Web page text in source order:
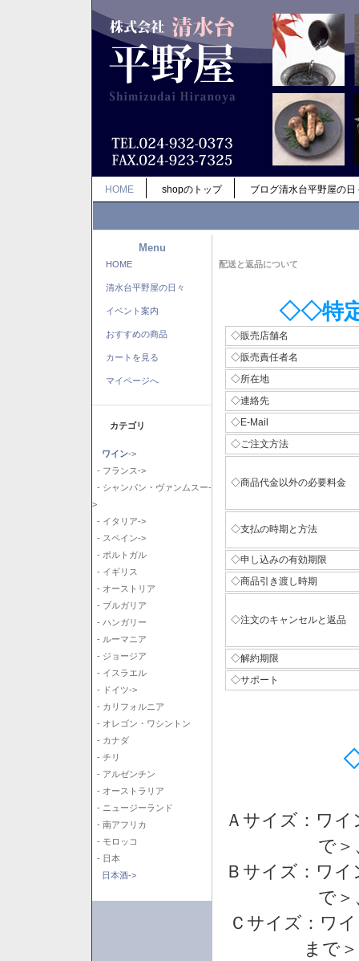
HOME shopのトップ ブログ清水台平野屋の日
Menu
HOME
清水台平野屋の日々
イベント案内
おすすめの商品
カートを見る
マイページへ
カテゴリ
ワイン->
- フランス->
- シャンパン・ヴァンムスー-
>
- イタリア->
- スペイン->
- ポルトガル
- イギリス
- オーストリア
- ブルガリア
- ハンガリー
- ルーマニア
- ジョージア
- イスラエル
- ドイツ->
- カリフォルニア
- オレゴン・ワシントン
- カナダ
- チリ
- アルゼンチン
- オーストラリア
- ニュージーランド
- 南アフリカ
- モロッコ
- 日本
日本酒->
配送と返品について
◇◇特
◇販売店舗名
◇販売責任者名
◇所在地
◇連絡先
◇E-Mail
◇ご注文方法
◇商品代金以外の必要料金
◇支払の時期と方法
◇申し込みの有効期限
◇商品引き渡し時期
◇注文のキャンセルと返品
◇解約期限
◇サポート
Ａサイズ：ワ
で
Ｂサイズ：ワ
で
Ｃサイズ：ワ
まで